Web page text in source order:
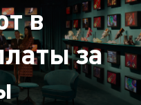
в
за